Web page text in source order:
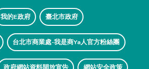
我的E政府 臺北市政府
台北市商業處-我是商Ya人官方粉絲團